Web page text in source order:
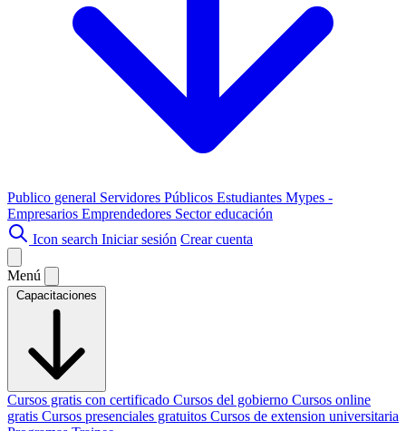
Publico general Servidores Públicos Estudiantes Mypes -
Empresarios Emprendedores Sector educación
Icon search Iniciar sesión Crear cuenta
Menú
Capacitaciones
Cursos gratis con certificado Cursos del gobierno Cursos online
gratis Cursos presenciales gratuitos Cursos de extension universitaria